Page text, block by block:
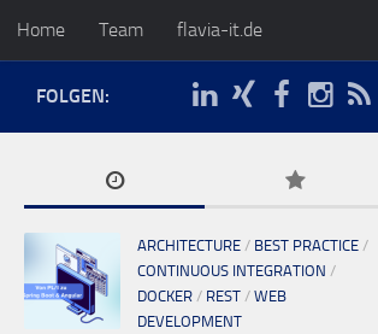
Home Team flavia-it.de
FOLGEN:
ARCHITECTURE / BEST PRACTICE /
CONTINUOUS INTEGRATION /
DOCKER / REST / WEB
DEVELOPMENT